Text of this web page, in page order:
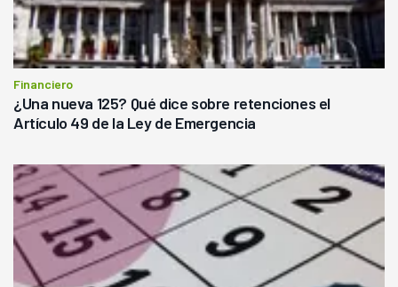
Financiero
¿Una nueva 125? Qué dice sobre retenciones el
Artículo 49 de la Ley de Emergencia